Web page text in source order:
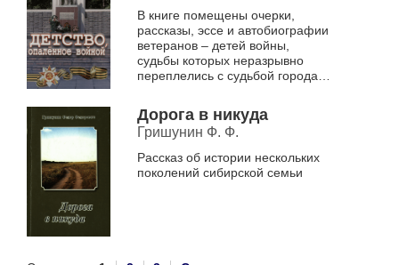
В книге помещены очерки,
рассказы, эссе и автобиографии
ветеранов – детей войны,
судьбы которых неразрывно
переплелись с судьбой города
Дорога в никуда
Гришунин Ф. Ф.
Рассказ об истории нескольких
поколений сибирской семьи